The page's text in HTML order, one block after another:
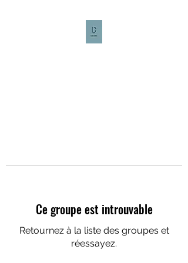
Ce groupe est introuvable
Retournez à la liste des groupes et
réessayez.